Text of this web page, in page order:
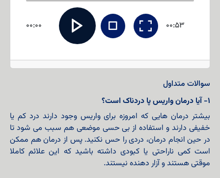
00:00 00:53
سوالات متداول
۱- آیا درمان واریس پا دردناک است؟
بیشتر درمان هایی که امروزه برای واریس وجود دارند درد کم یا
خفیفی دارند و استفاده از بی حسی موضعی هم سبب می شود تا
در حین انجام درمان، دردی را حس نکنید. پس از درمان هم ممکن
است کمی ناراحتی یا کبودی داشته باشید که این علائم کاملا
موقتی هستند و آزار دهنده نیستند.